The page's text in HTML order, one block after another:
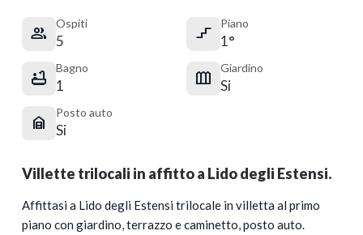
 Ospiti
5  Piano
1°
 Bagno
1  Giardino
Si
 Posto auto
Si
Villette trilocali in affitto a Lido degli Estensi.
Affittasi a Lido degli Estensi trilocale in villetta al primo
piano con giardino, terrazzo e caminetto, posto auto.